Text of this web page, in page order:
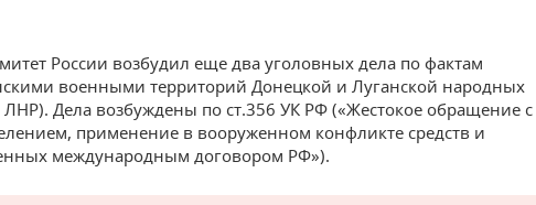
России возбудил еще два уголовных дела по фактам
военными территорий Донецкой и Луганской народных
Дела возбуждены по ст.356 УК РФ («Жестокое обращение с
применение в вооруженном конфликте средств и
международным договором РФ»).